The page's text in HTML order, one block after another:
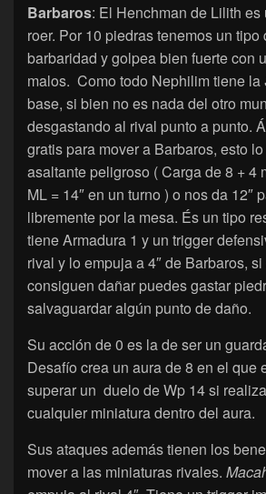
Barbaros: El Henchman de Lilith
roer. Por 10 piedras tenemos un
barbaridad y golpea bien fuerte con
malos. Como todo Nephilim tiene la
base, si bien no es nada del otro
desgastando al rival punto a punto.
gratis para mover a Barbaros, esto
asaltante peligroso ( Carga de 8 + 4
ML = 14″ en un turno ) o nos da 12″
libremente por la mesa. És un tipo
tiene Armadura 1 y un trigger
rival y lo empuja a 4″ de Barbaros,
consiguen dañar puedes gastar
salvaguardar algún punto de daño.
Su acción de 0 es la de ser un
Desafío crea un aura de 8 en el que
superar un duelo de Wp 14 si
cualquier miniatura dentro del aura.
Sus ataques además tienen los
mover a las miniaturas rivales.